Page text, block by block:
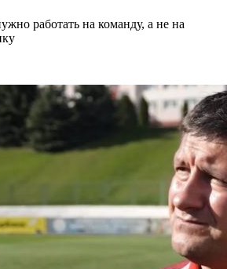
работать на команду, а не на